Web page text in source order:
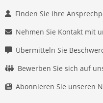
Finden Sie Ihre
Nehmen Sie Kontakt mit
Übermitteln Sie
Bewerben Sie sich auf
Abonnieren Sie unseren